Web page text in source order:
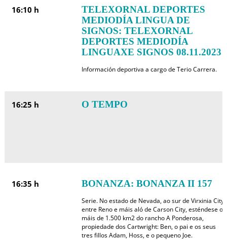
16:10 h
TELEXORNAL DEPORTES
MEDIODÍA LINGUA DE
SIGNOS: TELEXORNAL
DEPORTES MEDIODÍA
LINGUAXE SIGNOS 08.11.2023
Información deportiva a cargo de Terio Carrera.
16:25 h O TEMPO
16:35 h BONANZA: BONANZA II 157
Serie. No estado de Nevada, ao sur de Virxinia City,
entre Reno e máis aló de Carson City, esténdese os
máis de 1.500 km2 do rancho A Ponderosa,
propiedade dos Cartwright: Ben, o pai e os seus
tres fillos Adam, Hoss, e o pequeno Joe.